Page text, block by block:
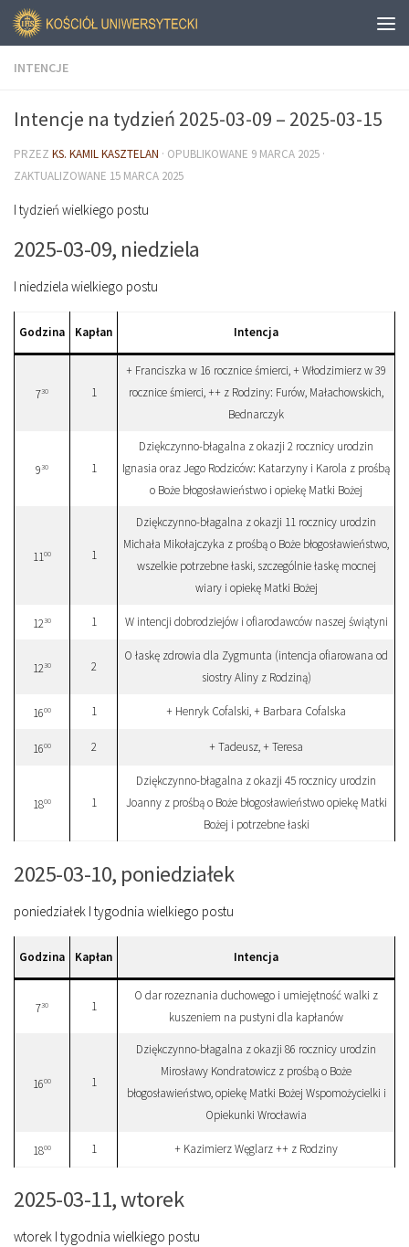
INTENCJE
Intencje na tydzień 2025-03-09 – 2025-03-15
PRZEZ KS. KAMIL KASZTELAN · OPUBLIKOWANE 9 MARCA 2025 ·
ZAKTUALIZOWANE 15 MARCA 2025
I tydzień wielkiego postu
2025-03-09, niedziela
I niedziela wielkiego postu
Godzina Kapłan Intencja
730 1
+ Franciszka w 16 rocznice śmierci, + Włodzimierz w 39
rocznice śmierci, ++ z Rodziny: Furów, Małachowskich,
Bednarczyk
930 1
Dziękczynno-błagalna z okazji 2 rocznicy urodzin
Ignasia oraz Jego Rodziców: Katarzyny i Karola z prośbą
o Boże błogosławieństwo i opiekę Matki Bożej
1100 1
Dziękczynno-błagalna z okazji 11 rocznicy urodzin
Michała Mikołajczyka z prośbą o Boże błogosławieństwo,
wszelkie potrzebne łaski, szczególnie łaskę mocnej
wiary i opiekę Matki Bożej
1230 1 W intencji dobrodziejów i ofiarodawców naszej świątyni
1230 2
O łaskę zdrowia dla Zygmunta (intencja ofiarowana od
siostry Aliny z Rodziną)
1600 1 + Henryk Cofalski, + Barbara Cofalska
1600 2 + Tadeusz, + Teresa
1800 1
Dziękczynno-błagalna z okazji 45 rocznicy urodzin
Joanny z prośbą o Boże błogosławieństwo opiekę Matki
Bożej i potrzebne łaski
2025-03-10, poniedziałek
poniedziałek I tygodnia wielkiego postu
Godzina Kapłan Intencja
730 1
O dar rozeznania duchowego i umiejętność walki z
kuszeniem na pustyni dla kapłanów
1600 1
Dziękczynno-błagalna z okazji 86 rocznicy urodzin
Mirosławy Kondratowicz z prośbą o Boże
błogosławieństwo, opiekę Matki Bożej Wspomożycielki i
Opiekunki Wrocławia
1800 1 + Kazimierz Węglarz ++ z Rodziny
2025-03-11, wtorek
wtorek I tygodnia wielkiego postu